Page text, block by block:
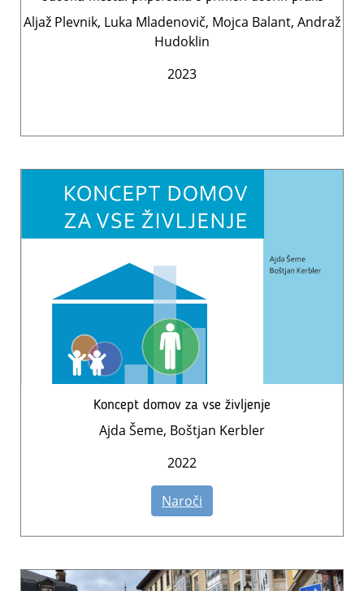
Aljaž Plevnik, Luka Mladenovič, Mojca Balant, Andraž
Hudoklin
2023
Koncept domov za vse življenje
Ajda Šeme, Boštjan Kerbler
2022
Naroči